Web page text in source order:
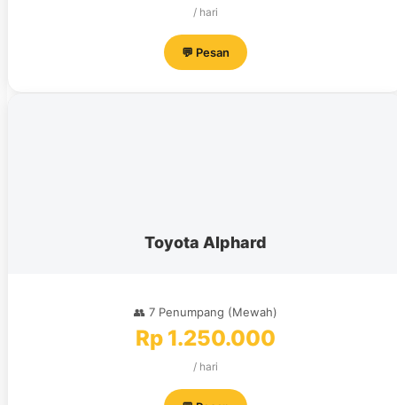
/ hari
💬 Pesan
Toyota Alphard
👥 7 Penumpang (Mewah)
Rp 1.250.000
/ hari